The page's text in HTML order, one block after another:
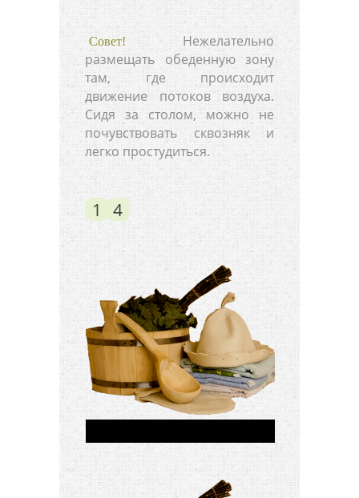
Совет!
Нежелательно
размещать обеденную зону
там, где происходит
движение потоков воздуха.
Сидя за столом, можно не
почувствовать сквозняк и
легко простудиться.
1 4